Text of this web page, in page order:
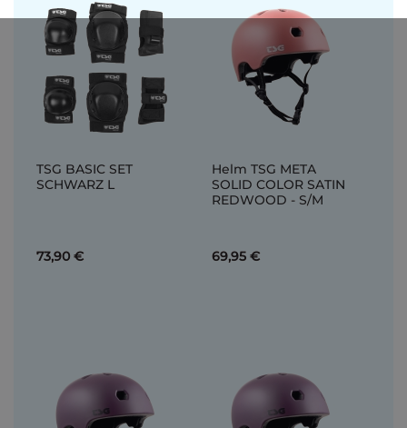
TSG BASIC SET
SCHWARZ L
73,90 €
Helm TSG META
SOLID COLOR SATIN
REDWOOD - S/M
69,95 €